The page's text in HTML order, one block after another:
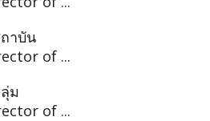
าบัน
of ...
ม
of ...